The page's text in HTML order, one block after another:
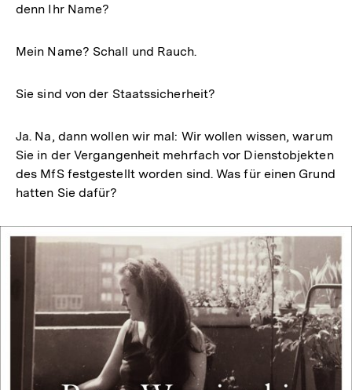
denn Ihr Name?
Mein Name? Schall und Rauch.
Sie sind von der Staatssicherheit?
Ja. Na, dann wollen wir mal: Wir wollen wissen, warum
Sie in der Vergangenheit mehrfach vor Dienstobjekten
des MfS festgestellt worden sind. Was für einen Grund
hatten Sie dafür?